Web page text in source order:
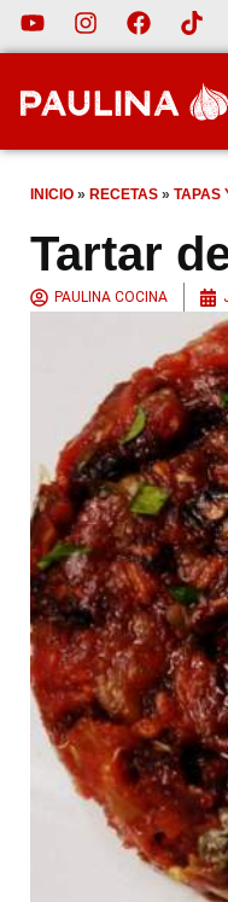
INICIO » RECETAS » TAPAS
Tartar
PAULINA COCINA